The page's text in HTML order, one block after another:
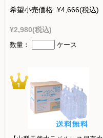
希望小売価格: ¥4,666(税込)
¥2,980(税込)
数量： ケース